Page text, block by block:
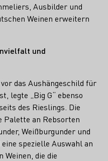
Ausbilder und
Weinen erweitern
und
das Aushängeschild für
legte „Big G“ ebenso
des Rieslings. Die
Palette an Rebsorten
Weißburgunder und
spezielle Auswahl an
die die